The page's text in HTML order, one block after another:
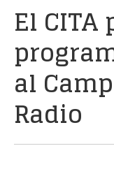
El
al
Radio